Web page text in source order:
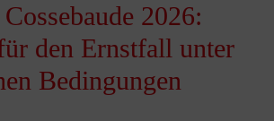
2026:
den Ernstfall unter
Bedingungen